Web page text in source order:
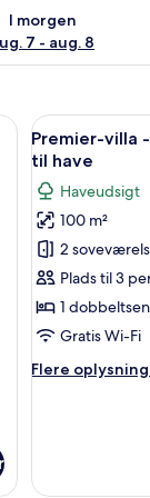
I morgen
7 - aug. 8
for i morgen
med liggestole og
Indlæs
alle
billeder
af
Premier-
villa
-
2
privat
til
8
Premier-villa
til have
Haveudsigt
100 m²
2
Plads til 3
1
Gratis Wi-Fi
Flere
Flere
2